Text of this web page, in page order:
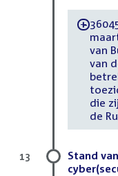
-
van
van
die
de
Stand
13